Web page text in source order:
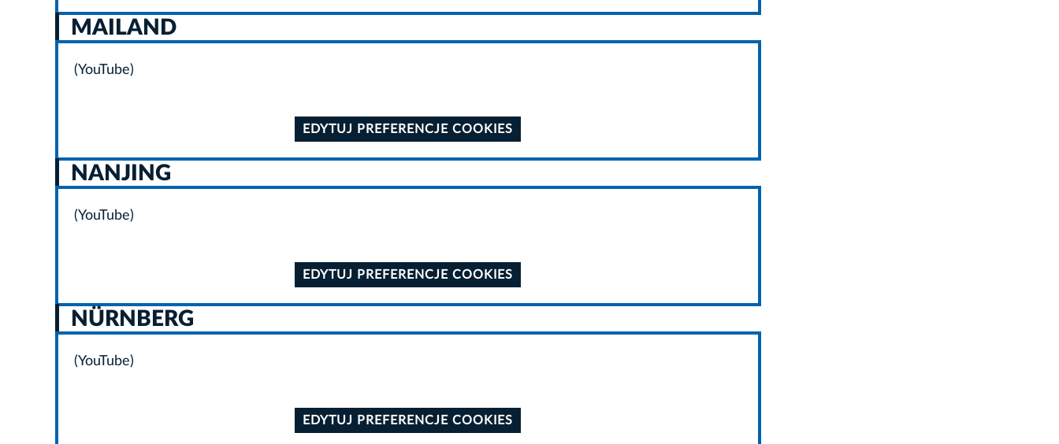
MAILAND
(YouTube)
EDYTUJ PREFERENCJE COOKIES
NANJING
(YouTube)
EDYTUJ PREFERENCJE COOKIES
NÜRNBERG
(YouTube)
EDYTUJ PREFERENCJE COOKIES